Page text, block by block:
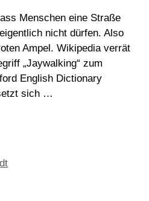
Menschen eine Straße
nicht dürfen. Also
Ampel. Wikipedia verrät
„Jaywalking“ zum
English Dictionary
sich …